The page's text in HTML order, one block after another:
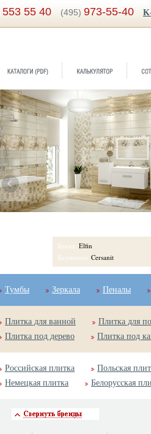
553 55 40 (495) 973-55-40
Тумбы Зеркала Пеналы
Плитка для ванной
Плитка для
Плитка под дерево
Плитка под
Российская плитка
Польская
Немецкая плитка
Белорусская